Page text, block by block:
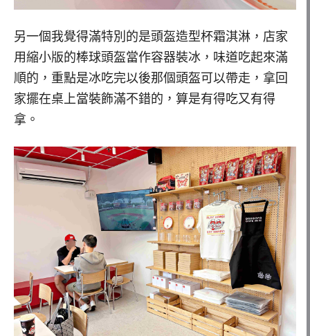
另一個我覺得滿特別的是頭盔造型杯霜淇淋，店家
用縮小版的棒球頭盔當作容器裝冰，味道吃起來滿
順的，重點是冰吃完以後那個頭盔可以帶走，拿回
家擺在桌上當裝飾滿不錯的，算是有得吃又有得
拿。